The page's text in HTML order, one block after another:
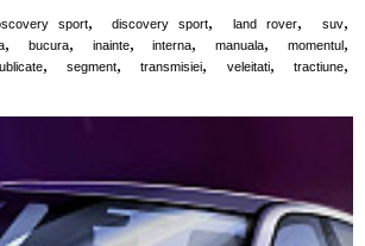
sport, discovery sport, land rover, suv,
, bucura, inainte, interna, manuala, momentul ,
, segment, transmisiei, veleitati, tractiune,